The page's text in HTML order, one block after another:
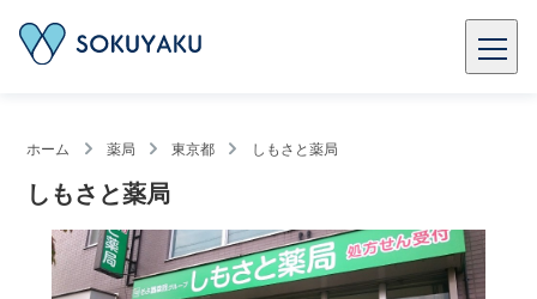
ホーム 薬局 東京都 しもさと薬局
しもさと薬局